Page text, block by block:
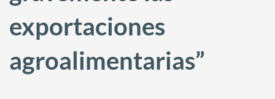
exportaciones
agroalimentarias”